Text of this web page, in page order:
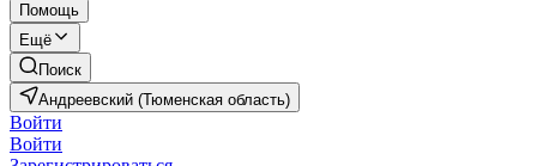
Помощь
Ещё
Поиск
Андреевский (Тюменская область)
Войти
Войти